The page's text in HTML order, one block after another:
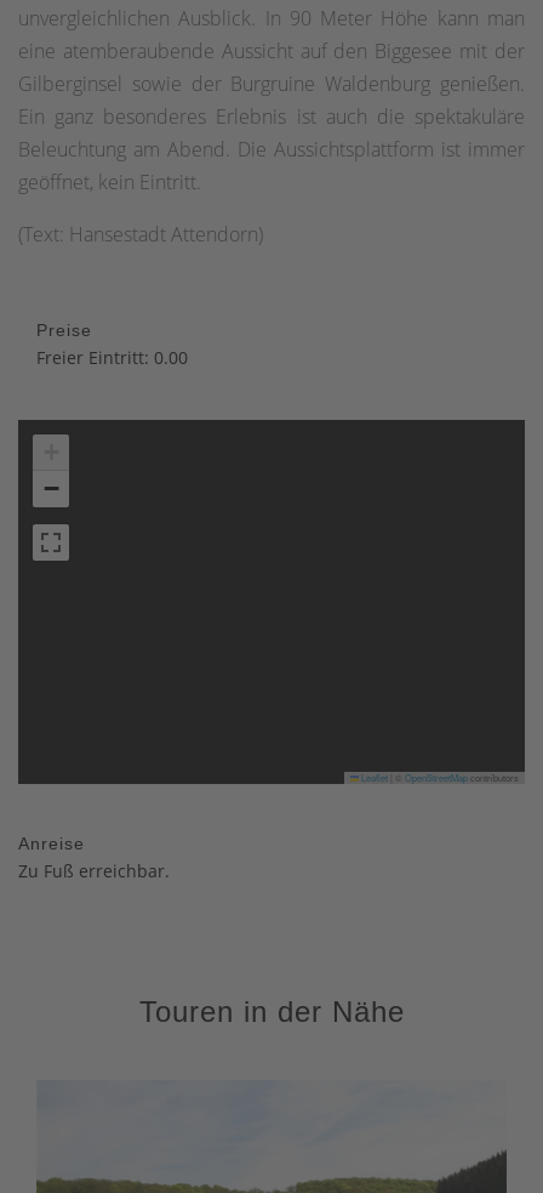
unvergleichlichen Ausblick. In 90 Meter Höhe kann man
eine atemberaubende Aussicht auf den Biggesee mit der
Gilberginsel sowie der Burgruine Waldenburg genießen.
Ein ganz besonderes Erlebnis ist auch die spektakuläre
Beleuchtung am Abend. Die Aussichtsplattform ist immer
geöffnet, kein Eintritt.
(Text: Hansestadt Attendorn)
Preise
Freier Eintritt: 0.00
−
Leaflet OpenStreetMapcontributors
Anreise
Zu Fuß erreichbar.
Touren in der Nähe